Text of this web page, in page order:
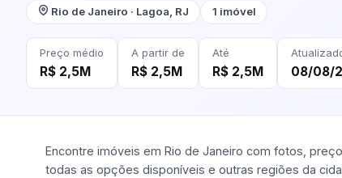
Rio de Janeiro · Lagoa, RJ 1 imóvel
Preço médio
R$ 2,5M
A partir de
R$ 2,5M
Até
R$ 2,5M 08/08/
Encontre imóveis em Rio de Janeiro com fotos,
todas as opções disponíveis e outras regiões da